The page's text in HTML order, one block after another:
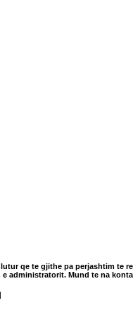
qe te gjithe pa perjashtim te
administratorit. Mund te na
|